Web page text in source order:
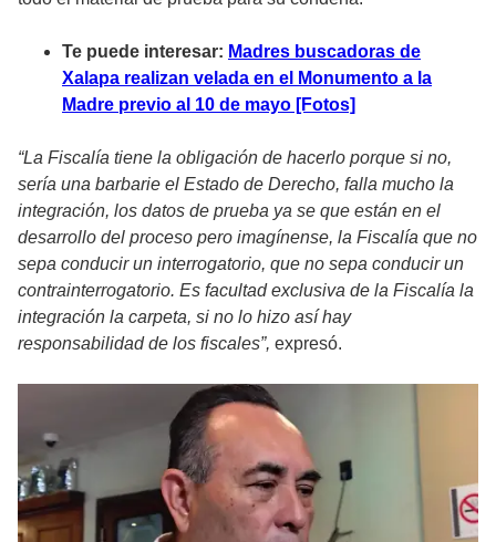
Te puede interesar: Madres buscadoras de
Xalapa realizan velada en el Monumento a la
Madre previo al 10 de mayo [Fotos]
“La Fiscalía tiene la obligación de hacerlo porque si no,
sería una barbarie el Estado de Derecho, falla mucho la
integración, los datos de prueba ya se que están en el
desarrollo del proceso pero imagínense, la Fiscalía que no
sepa conducir un interrogatorio, que no sepa conducir un
contrainterrogatorio. Es facultad exclusiva de la Fiscalía la
integración la carpeta, si no lo hizo así hay
responsabilidad de los fiscales”, expresó.